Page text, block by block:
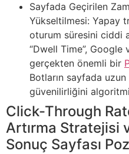
Sayfada Geçirilen
Yükseltilmesi: Yapay
oturum süresini ciddi
“Dwell Time”,
gerçekten önemli bir
Botların sayfada
güvenilirliğini
Click-Through
Artırma Stratejisi
Sonuç Sayfası